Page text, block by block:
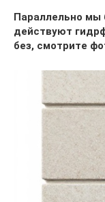
Параллельно мы
действуют
без, смотрите